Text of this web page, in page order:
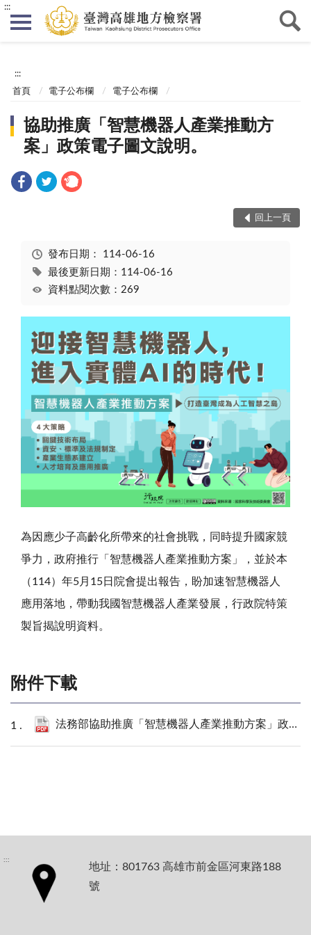
:::
:::
首頁 電子公布欄 電子公布欄
協助推廣「智慧機器人產業推動方
案」政策電子圖文說明。
回上一頁
發布日期： 114-06-16
最後更新日期：114-06-16
資料點閱次數：269
為因應少子高齡化所帶來的社會挑戰，同時提升國家競
爭力，政府推行「智慧機器人產業推動方案」，並於本
（114）年5月15日院會提出報告，盼加速智慧機器人
應用落地，帶動我國智慧機器人產業發展，行政院特策
製旨揭說明資料。
附件下載
法務部協助推廣「智慧機器人產業推動方案」政策.pdf
:::
地址：801763 高雄市前金區河東路188
號